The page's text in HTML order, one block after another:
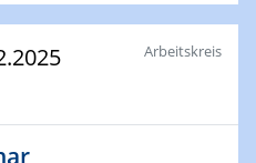
W3-Professur
Makromolekulare
06.02.2025 Arbeitskreis